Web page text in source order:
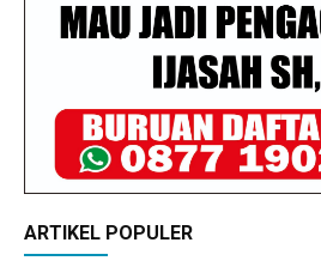
ARTIKEL POPULER